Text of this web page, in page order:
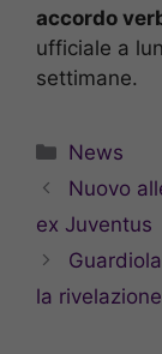
accordo
ufficiale a
settimane.
Categorie
News
Nuovo
ex Juventus
la rivelazione